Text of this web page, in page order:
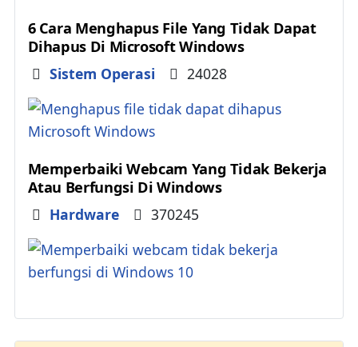
6 Cara Menghapus File Yang Tidak Dapat
Dihapus Di Microsoft Windows
Details
Sistem Operasi 24028
Memperbaiki Webcam Yang Tidak Bekerja
Atau Berfungsi Di Windows
Details
Hardware 370245